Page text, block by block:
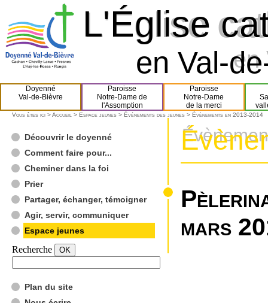
L'Église
L'Église
en
en Val-
Doyenné
Val-de-Bièvre
Paroisse
Notre-Dame de
l'Assomption
Paroisse
Notre-Dame
de la merci
Vous êtes ici >Accueil > Espace jeunes > Événements des jeunes > Évènements en 2013-2014
Découvrir le doyenné
Comment faire pour...
Cheminer dans la foi
Prier
Partager, échanger, témoigner
Agir, servir, communiquer
Espace jeunes
Recherche
Plan du site
mars